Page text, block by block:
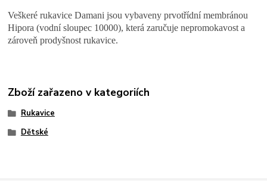
Veškeré rukavice Damani jsou vybaveny prvotřídní membránou
Hipora (vodní sloupec 10000), která zaručuje nepromokavost a
zároveň prodyšnost rukavice.
Zboží zařazeno v kategoriích
Rukavice
Dětské